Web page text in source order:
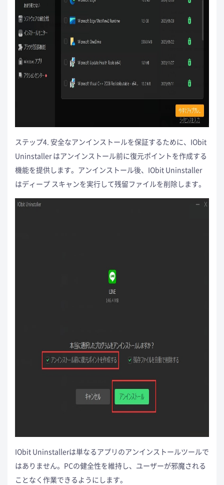
ステップ4. 安全なアンインストールを保証するために、IObit
Uninstaller はアンインストール前に復元ポイントを作成する
機能を提供します。アンインストール後、IObit Uninstaller
はディープ スキャンを実行して残留ファイルを削除します。
IObit Uninstallerは単なるアプリのアンインストールツールで
はありません。PCの健全性を維持し、ユーザーが邪魔される
ことなく作業できるようにします。